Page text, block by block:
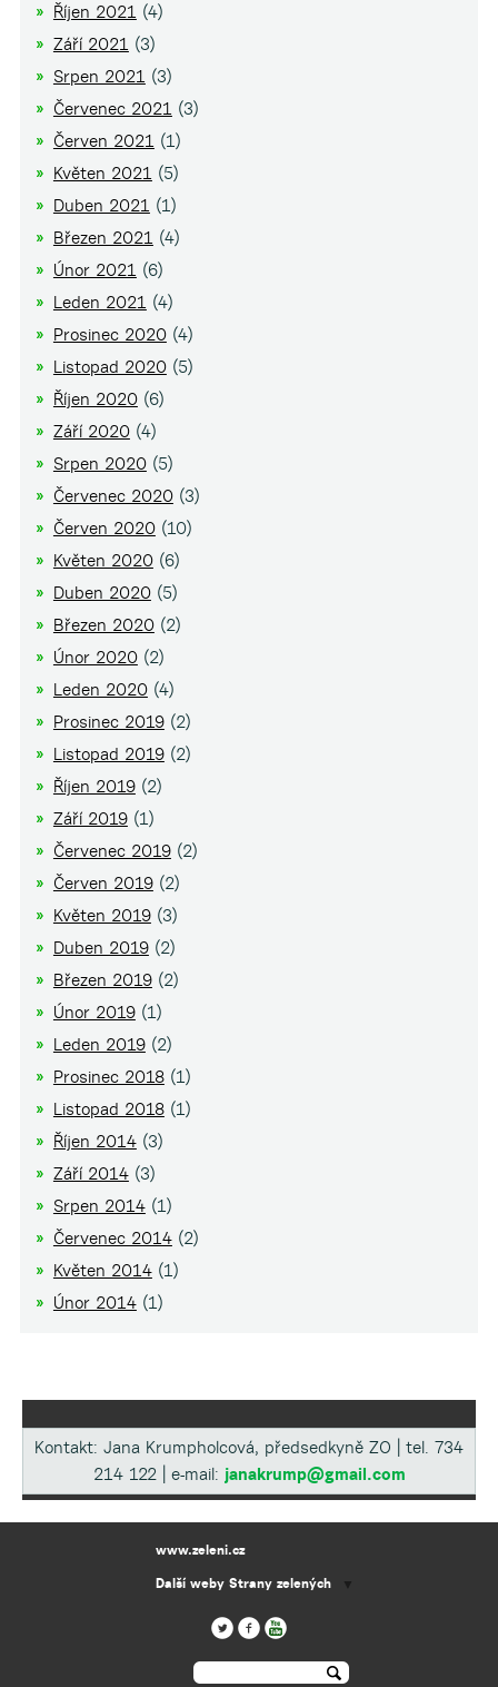
Říjen 2021 (4)
Září 2021 (3)
Srpen 2021 (3)
Červenec 2021 (3)
Červen 2021 (1)
Květen 2021 (5)
Duben 2021 (1)
Březen 2021 (4)
Únor 2021 (6)
Leden 2021 (4)
Prosinec 2020(4)
Listopad 2020(5)
Říjen 2020(6)
Září 2020(4)
Srpen 2020(5)
Červenec 2020(3)
Červen 2020(10)
Květen 2020(6)
Duben 2020(5)
Březen 2020(2)
Únor 2020(2)
Leden 2020(4)
Prosinec 2019(2)
Listopad 2019(2)
Říjen 2019(2)
Září 2019(1)
Červenec 2019(2)
Červen 2019(2)
Květen 2019(3)
Duben 2019(2)
Březen 2019(2)
Únor 2019(1)
Leden 2019(2)
Prosinec 2018(1)
Listopad 2018(1)
Říjen 2014(3)
Září 2014(3)
Srpen 2014(1)
Červenec 2014(2)
Květen 2014(1)
Únor 2014(1)
Kontakt: Jana Krumpholcová, předsedkyně ZO | tel. 734
214 122 | e-mail: janakrump@gmail.com
www.zeleni.cz
Další weby Strany zelených
▼